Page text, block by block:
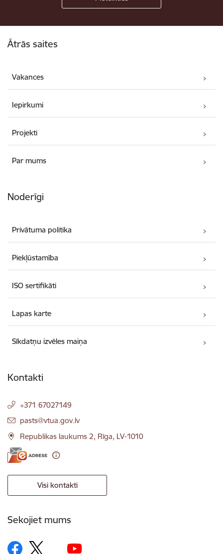
Ātrās saites
Vakances
Iepirkumi
Projekti
Par mums
Noderīgi
Privātuma politika
Piekļūstamība
ISO sertifikāti
Lapas karte
Sīkdatņu izvēles maiņa
Kontakti
+371 67027149
E-pasts:
pasts@vtua.gov.lv
Republikas laukums 2, Rīga, LV-1010
Visi kontakti
Sekojiet mums